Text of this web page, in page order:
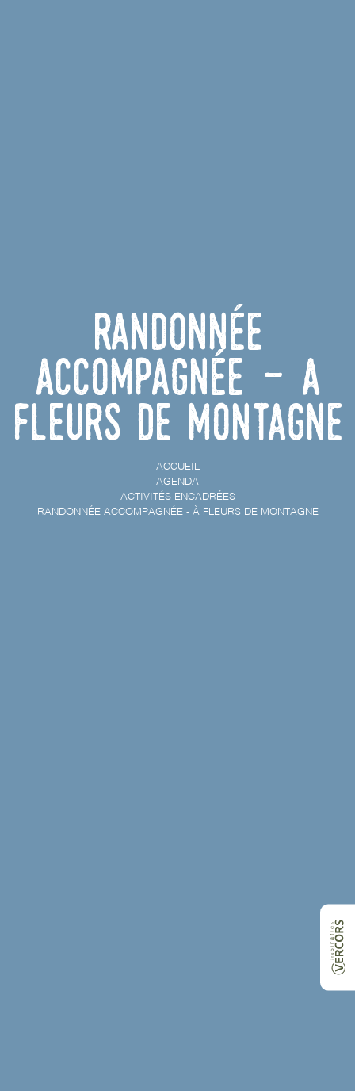
Randonnée
accompagnée - À
Fleurs de Montagne
ACCUEIL
AGENDA
ACTIVITÉS ENCADRÉES
RANDONNÉE ACCOMPAGNÉE - À FLEURS DE MONTAGNE